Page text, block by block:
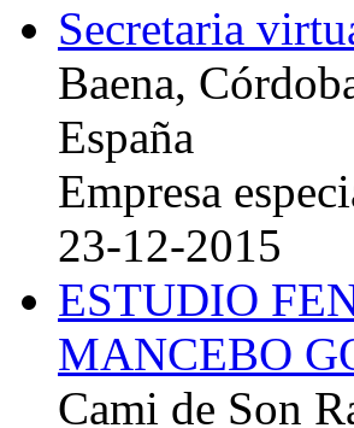
Secretaria
Baena,
España
Empresa
23-12-2015
ESTUDIO
MANCEBO
Cami de Son